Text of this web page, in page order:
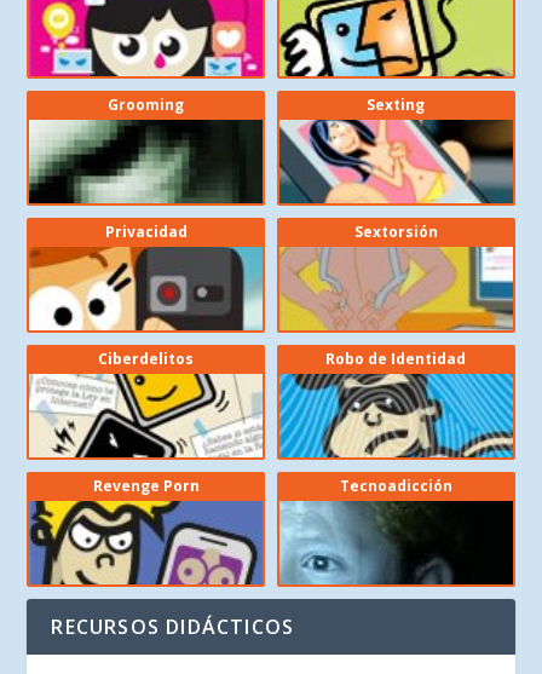
Grooming Sexting
Privacidad Sextorsión
Ciberdelitos Robo de Identidad
Revenge Porn Tecnoadicción
RECURSOS DIDÁCTICOS